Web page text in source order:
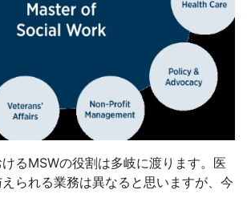
るMSWの役割は多岐に渡ります。医
られる業務は異なると思いますが、今